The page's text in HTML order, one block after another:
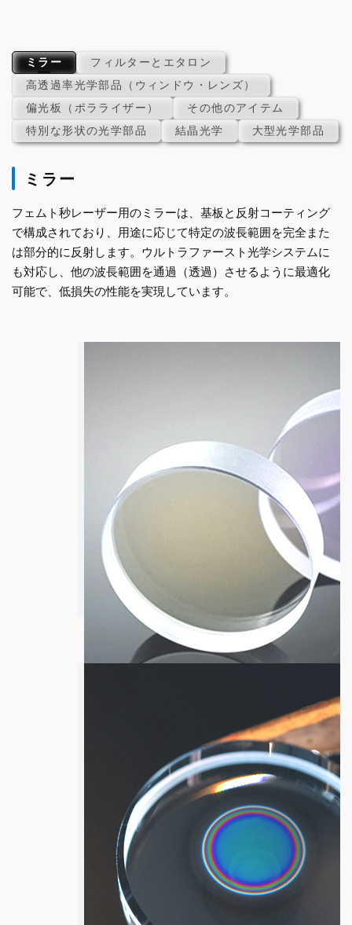
ミラー
フィルターとエタロン
高透過率光学部品（ウィンドウ・レンズ）
偏光板（ポラライザー）
その他のアイテム
特別な形状の光学部品
結晶光学 大型光学部品
ミラー
フェムト秒レーザー用のミラーは、基板と反射コーティング
で構成されており、用途に応じて特定の波長範囲を完全また
は部分的に反射します。ウルトラファースト光学システムに
も対応し、他の波長範囲を通過（透過）させるように最適化
可能で、低損失の性能を実現しています。
高出力ミラー
詳細ページへ